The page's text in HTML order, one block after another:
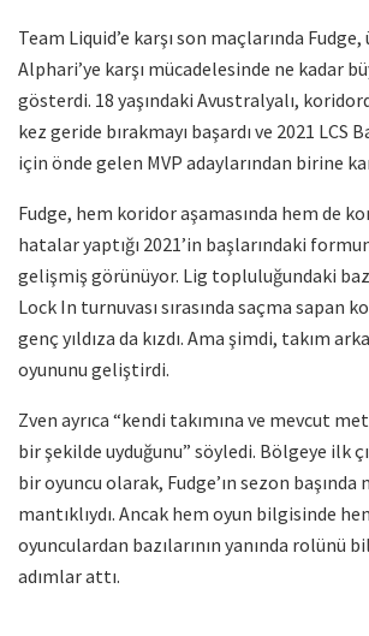
Team Liquid’e karşı son maçlarında
Alphari’ye karşı mücadelesinde ne kadar
gösterdi. 18 yaşındaki Avustralyalı,
kez geride bırakmayı başardı ve 2021 LCS
için önde gelen MVP adaylarından birine
Fudge, hem koridor aşamasında hem de
hatalar yaptığı 2021’in başlarındaki
gelişmiş görünüyor. Lig topluluğundaki
Lock In turnuvası sırasında saçma sapan
genç yıldıza da kızdı. Ama şimdi, takım
oyununu geliştirdi.
Zven ayrıca “kendi takımına ve mevcut
bir şekilde uyduğunu” söyledi. Bölgeye ilk
bir oyuncu olarak, Fudge’ın sezon başında
mantıklıydı. Ancak hem oyun bilgisinde
oyunculardan bazılarının yanında rolünü
adımlar attı.